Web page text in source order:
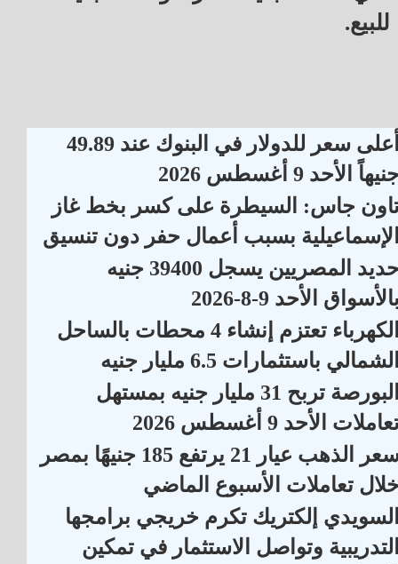
للبيع.
أعلى سعر للدولار في البنوك عند 49.89
الأحد 9 أغسطس 2026
جاس: السيطرة على كسر بخط غاز
بسبب أعمال حفر دون تنسيق
حديد المصريين يسجل 39400 جنيه
الأحد 9-8-2026
الكهرباء تعتزم إنشاء 4 محطات بالساحل
باستثمارات 6.5 مليار جنيه
البورصة تربح 31 مليار جنيه بمستهل
الأحد 9 أغسطس 2026
سعر الذهب عيار 21 يرتفع 185 جنيهًا بمصر
تعاملات الأسبوع الماضي
إلكتريك تكرم خريجي برامجها
وتواصل الاستثمار في تمكين